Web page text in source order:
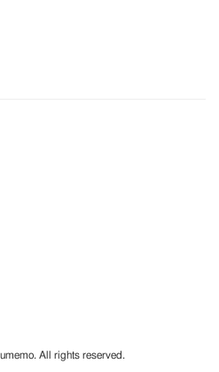
All rights reserved.